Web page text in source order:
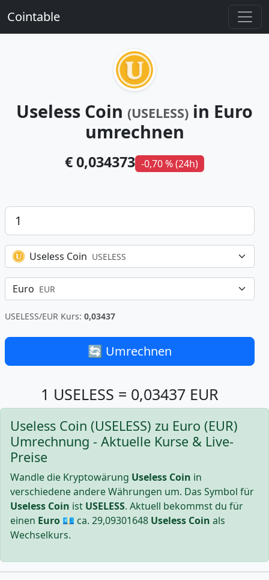
Cointable
Useless Coin (USELESS) in Euro
umrechnen
€ 0,034373 -0,70 % (24h)
Betrag
Useless Coin USELESS
Euro EUR
USELESS/EUR Kurs: 0,03437
🔄 Umrechnen
1 USELESS = 0,03437 EUR
Useless Coin (USELESS) zu Euro (EUR)
Umrechnung - Aktuelle Kurse & Live-
Preise
Wandle die Kryptowärung Useless Coin in
verschiedene andere Währungen um. Das Symbol für
Useless Coin ist USELESS. Aktuell bekommst du für
einen Euro 💶 ca. 29,09301648 Useless Coin als
Wechselkurs.